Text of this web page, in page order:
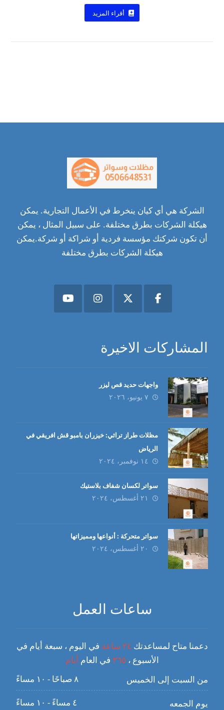
أقراء المزيد
الشركة هي أي كيان ينخرط في الأعمال التجارية. يمكن
هيكلة الشركات بطرق مختلفة. على سبيل المثال ، يمكن
أن تكون شركتك مؤسسة فردية أو شراكة أو شركة.يمكن
هيكلة الشركات بطرق مختلفة
المشاركات الاخيرة
واجهات حديد قص ليزر
٧ يونيو، ٢٠٢٦
مظلات طراز تراثي: خيزران بامبو قش افريقي في
الرياض
١٤ نوفمبر، ٢٠٢٤
سواتر لكسان شفاف بلاستيك
٢١ أغسطس، ٢٠٢٤
سواتر متحركة : أنواعها ومميزاتها
٢٠ أغسطس، ٢٠٢٤
ساعات العمل
دعمنا متاح لمساعدتك ٢٤ ساعة
في اليوم ، سبعة أيام في
الأسبوع ، ٣٦٥ في العام أيام
من السبت إلى الخميس
٨ صباحًا - ١٠ مساءً
يوم الجمعه ٤ مساءً - ١٠ مساءً